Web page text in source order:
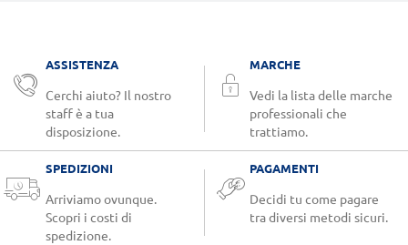
ASSISTENZA
Cerchi aiuto? Il nostro
staff è a tua
disposizione.
MARCHE
Vedi la lista delle marche
professionali che
trattiamo.
SPEDIZIONI
Arriviamo ovunque.
Scopri i costi di
spedizione.
PAGAMENTI
Decidi tu come pagare
tra diversi metodi sicuri.